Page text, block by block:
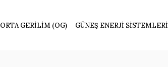
ORTA GERİLİM (OG) GÜNEŞ ENERJİ SİSTEMLERİ